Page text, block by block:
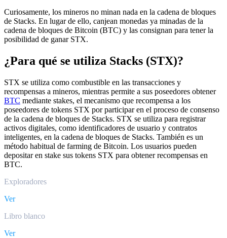
Curiosamente, los mineros no minan nada en la cadena de bloques
de Stacks. En lugar de ello, canjean monedas ya minadas de la
cadena de bloques de Bitcoin (BTC) y las consignan para tener la
posibilidad de ganar STX.
¿Para qué se utiliza Stacks (STX)?
STX se utiliza como combustible en las transacciones y
recompensas a mineros, mientras permite a sus poseedores obtener
BTC mediante stakes, el mecanismo que recompensa a los
poseedores de tokens STX por participar en el proceso de consenso
de la cadena de bloques de Stacks. STX se utiliza para registrar
activos digitales, como identificadores de usuario y contratos
inteligentes, en la cadena de bloques de Stacks. También es un
método habitual de farming de Bitcoin. Los usuarios pueden
depositar en stake sus tokens STX para obtener recompensas en
BTC.
Exploradores
Ver
Libro blanco
Ver